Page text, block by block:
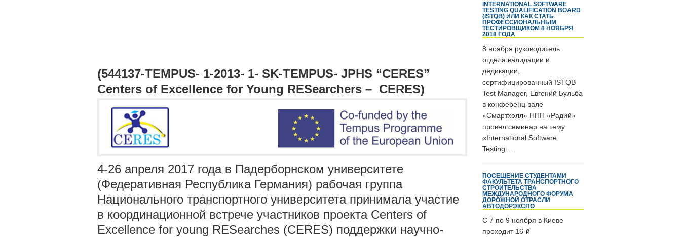
(544137-TEMPUS- 1-2013- 1- SK-TEMPUS- JPHS “CERES”
Centers of Excellence for Young RESearchers – CERES)
4-26 апреля 2017 года в Падерборнском университете
(Федеративная Республика Германия) рабочая группа
Национального транспортного университета принимала участие
в координационной встрече участников проекта Centers of
Excellence for young RESearches (CERES) поддержки научно-
INTERNATIONAL SOFTWARE
TESTING QUALIFICATION BOARD
(ISTQB) ИЛИ КАК СТАТЬ
ПРОФЕССИОНАЛЬНЫМ
ТЕСТИРОВЩИКОМ 8 НОЯБРЯ
2018 ГОДА
8 ноября руководитель
отдела валидации и
дедикации,
сертифицированный ISTQB
Test Manager, Евгений Бульба
в конференц-зале
«Смартхолл» НПП «Радий»
провел семинар на тему
«International Software
Testing…
ПОСЕЩЕНИЕ СТУДЕНТАМИ
ФАКУЛЬТЕТА ТРАНСПОРТНОГО
СТРОИТЕЛЬСТВА
МЕЖДУНАРОДНОГО ФОРУМА
ДОРОЖНОЙ ОТРАСЛИ
АВТОДОРЭКСПО
С 7 по 9 ноября в Киеве
проходит 16-й